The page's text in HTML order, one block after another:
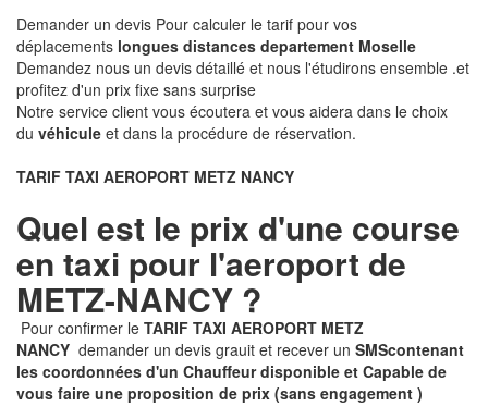
Demander un devis Pour calculer le tarif pour vos
déplacements longues distances departement Moselle
Demandez nous un devis détaillé et nous l'étudirons ensemble .et
profitez d'un prix fixe sans surprise
Notre service client vous écoutera et vous aidera dans le choix
du véhicule et dans la procédure de réservation.
TARIF TAXI AEROPORT METZ NANCY
Quel est le prix d'une course
en taxi pour l'aeroport de
METZ-NANCY ?
Pour confirmer le TARIF TAXI AEROPORT METZ
NANCY demander un devis grauit et recever un SMScontenant
les coordonnées d'un Chauffeur disponible et Capable de
vous faire une proposition de prix (sans engagement )